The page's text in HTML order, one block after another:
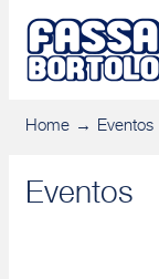
Home Eventos
Eventos